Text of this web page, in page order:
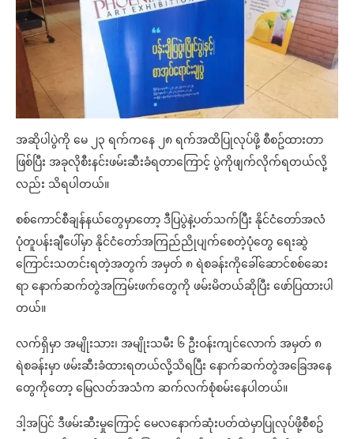
အဆိုပါပွဲကို မေ ၂၃ ရက်ကနေ ၂၈ ရက်အထိပြုလုပ်ဖို့ စီစဥ်ထားတာ
ဖြစ်ပြီး အခုလိုစီးနင်းဖမ်းဆီးခံရတာကြောင့် ပွဲကိုဖျက်လိုက်ရတယ်လို့
လည်း သိရပါတယ်။
စစ်ကောင်စီချန်နယ်တွေမှာတော့ ဒီပြပွဲနဲ့ပတ်သက်ပြီး နိုင်ငံတော်အလံ
ပုံတူပန်းချီပေါ်မှာ နိုင်ငံတော်အကြည်ညိုပျက်စေတဲ့ပုံတွေ ရေးဆွဲ
ကြောင်းသတင်းရတဲ့အတွက် အမှတ် ၈ ရဲစခန်းကိုခေါ်ဆောင်စစ်ဆေး
ရာ နောက်ဆက်တွဲအကြမ်းဖက်တွေကို ဖမ်းမိတယ်ဆိုပြီး ဖော်ပြထားပါ
တယ်။
လက်ရှိမှာ အမျိုးသား၊ အမျိုးသမီး ၆ ဦးဝန်းကျင်လောက် အမှတ် ၈
ရဲစခန်းမှာ ဖမ်းဆီးခံထားရတယ်လို့သိရပြီး နောက်ဆက်တွဲအခြေအနေ
တွေကိုတော့ မြေလတ်အသံက ဆက်လက်စုံစမ်းနေပါတယ်။
ဒါ့အပြင် ဒီဖမ်းဆီးမှုကြောင့် မေလနောက်ဆုံးပတ်ထဲမှာပြုလုပ်ဖို့စီစဥ်